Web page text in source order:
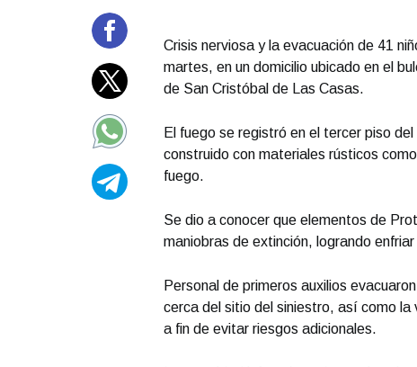
Crisis nerviosa y la evacuación de 41
martes, en un domicilio ubicado en el
de San Cristóbal de Las Casas.
El fuego se registró en el tercer piso
construido con materiales rústicos
fuego.
Se dio a conocer que elementos de
maniobras de extinción, logrando
Personal de primeros auxilios
cerca del sitio del siniestro, así como la
a fin de evitar riesgos adicionales.